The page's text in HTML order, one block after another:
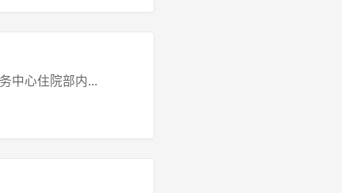
中心住院部内...